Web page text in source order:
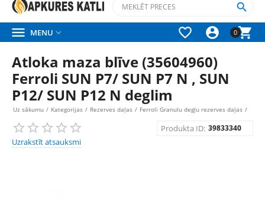
0



 MENU 
Аtloka maza blīve (35604960)
Ferroli SUN P7/ SUN P7 N , SUN
P12/ SUN P12 N deglim
Uz sākumu / Kategorijas / Rezerves daļas / Ferroli Granulu degļu rezerves daļas /
Uzrakstīt atsauksmi
Produkta ID: 39833340